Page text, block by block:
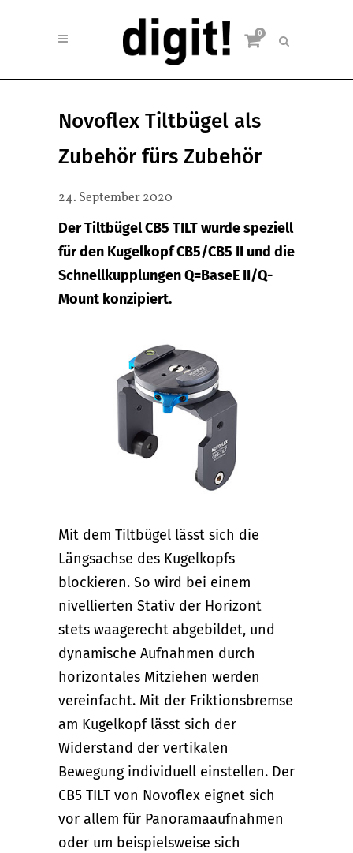
0
Novoflex Tiltbügel als
Zubehör fürs Zubehör
24. September 2020
Der Tiltbügel CB5 TILT wurde speziell
für den Kugelkopf CB5/CB5 II und die
Schnellkupplungen Q=BaseE II/Q-
Mount konzipiert.
Mit dem Tiltbügel lässt sich die
Längsachse des Kugelkopfs
blockieren. So wird bei einem
nivellierten Stativ der Horizont
stets waagerecht abgebildet, und
dynamische Aufnahmen durch
horizontales Mitziehen werden
vereinfacht. Mit der Friktionsbremse
am Kugelkopf lässt sich der
Widerstand der vertikalen
Bewegung individuell einstellen. Der
CB5 TILT von Novoflex eignet sich
vor allem für Panoramaaufnahmen
oder um beispielsweise sich